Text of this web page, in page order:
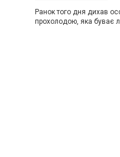
Ранок того дня дихав
прохолодою, яка буває